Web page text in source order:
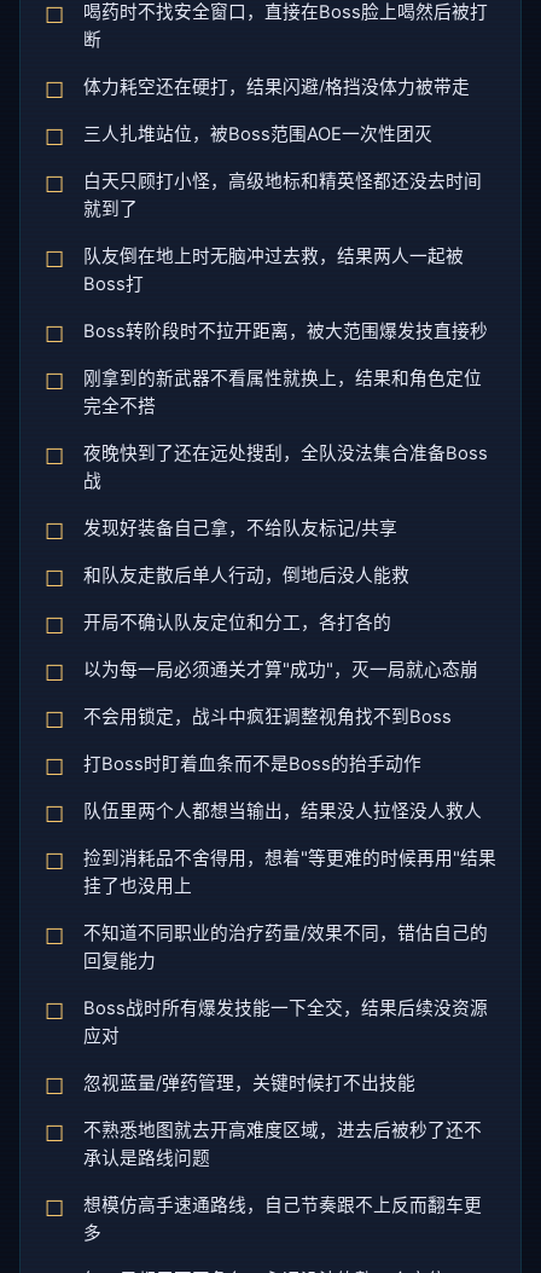
喝药时不找安全窗口，直接在Boss脸上喝然后被打
断
体力耗空还在硬打，结果闪避/格挡没体力被带走
三人扎堆站位，被Boss范围AOE一次性团灭
白天只顾打小怪，高级地标和精英怪都还没去时间
就到了
队友倒在地上时无脑冲过去救，结果两人一起被
Boss打
Boss转阶段时不拉开距离，被大范围爆发技直接秒
刚拿到的新武器不看属性就换上，结果和角色定位
完全不搭
夜晚快到了还在远处搜刮，全队没法集合准备Boss
战
发现好装备自己拿，不给队友标记/共享
和队友走散后单人行动，倒地后没人能救
开局不确认队友定位和分工，各打各的
以为每一局必须通关才算"成功"，灭一局就心态崩
不会用锁定，战斗中疯狂调整视角找不到Boss
打Boss时盯着血条而不是Boss的抬手动作
队伍里两个人都想当输出，结果没人拉怪没人救人
捡到消耗品不舍得用，想着"等更难的时候再用"结果
挂了也没用上
不知道不同职业的治疗药量/效果不同，错估自己的
回复能力
Boss战时所有爆发技能一下全交，结果后续没资源
应对
忽视蓝量/弹药管理，关键时候打不出技能
不熟悉地图就去开高难度区域，进去后被秒了还不
承认是路线问题
想模仿高手速通路线，自己节奏跟不上反而翻车更
多